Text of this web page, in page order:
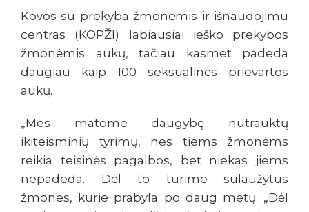
Kovos su prekyba žmonėmis ir išnaudojimu
centras (KOPŽI) labiausiai ieško prekybos
žmonėmis aukų, tačiau kasmet padeda
daugiau kaip 100 seksualinės prievartos
aukų.
„Mes matome daugybę nutrauktų
ikiteisminių tyrimų, nes tiems žmonėms
reikia teisinės pagalbos, bet niekas jiems
nepadeda. Dėl to turime sulaužytus
žmones, kurie prabyla po daug metų: „Dėl